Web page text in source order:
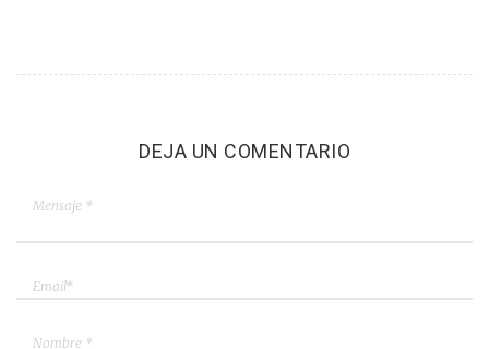
DEJA UN COMENTARIO